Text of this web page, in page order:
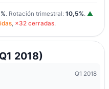
. Rotación trimestral: 10,5%. ▲
, ×32 cerradas.
2018)
Q1 2018